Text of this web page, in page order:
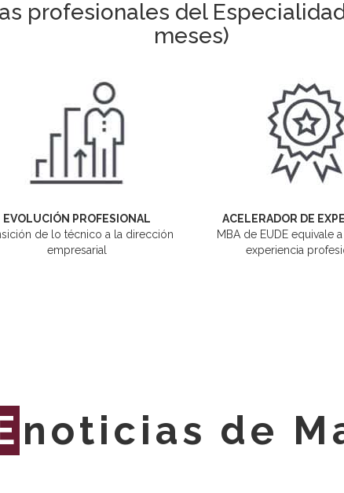
profesionales del
meses)
EVOLUCIÓN PROFESIONAL
de lo técnico a la dirección
empresarial
ACELERADOR DE
MBA de EUDE equivale
experiencia
noticias de